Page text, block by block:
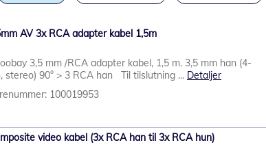
AV 3x RCA adapter kabel 1,5m
3,5 mm /RCA adapter kabel, 1,5 m. 3,5 mm han (4-
stereo) 90° > 3 RCA han Til tilslutning ... Detaljer
100019953
video kabel (3x RCA han til 3x RCA hun)